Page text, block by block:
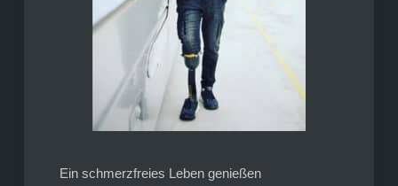
Ein schmerzfreies Leben genießen